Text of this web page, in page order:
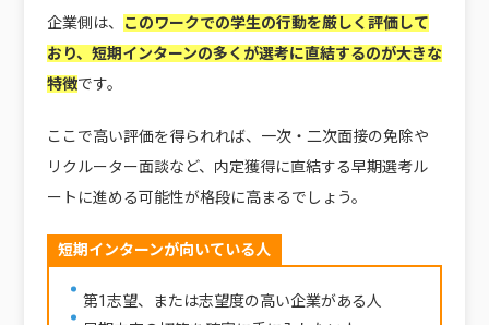
企業側は、
このワークでの学生の行動を厳しく評価して
おり、短期インターンの多くが選考に直結するのが大きな
特徴です。
ここで高い評価を得られれば、一次・二次面接の免除や
リクルーター面談など、内定獲得に直結する早期選考ル
ートに進める可能性が格段に高まるでしょう。
短期インターンが向いている人
第1志望、または志望度の高い企業がある人